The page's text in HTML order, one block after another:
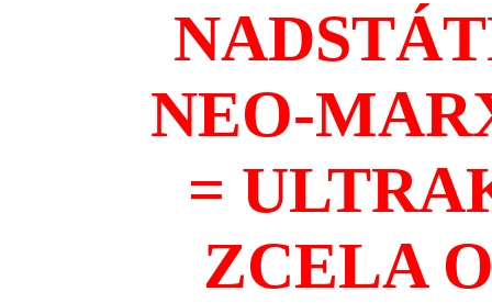
NEO-
=
ZCELA